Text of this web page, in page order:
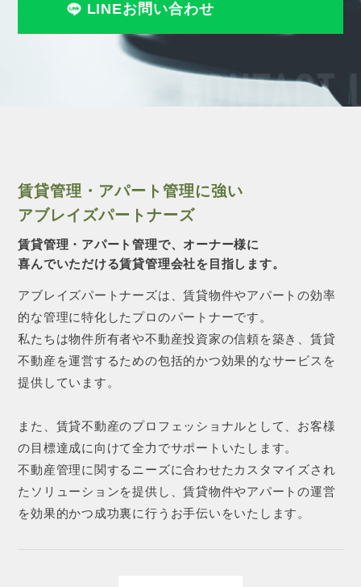
CONTACT
LINEお問い合わせ
賃貸管理・アパート管理に強い
アブレイズパートナーズ
賃貸管理・アパート管理で、オーナー様に
喜んでいただける賃貸管理会社を目指します。
アブレイズパートナーズは、賃貸物件やアパートの効率
的な管理に特化したプロのパートナーです。
私たちは物件所有者や不動産投資家の信頼を築き、賃貸
不動産を運営するための包括的かつ効果的なサービスを
提供しています。
また、賃貸不動産のプロフェッショナルとして、お客様
の目標達成に向けて全力でサポートいたします。
不動産管理に関するニーズに合わせたカスタマイズされ
たソリューションを提供し、賃貸物件やアパートの運営
を効果的かつ成功裏に行うお手伝いをいたします。